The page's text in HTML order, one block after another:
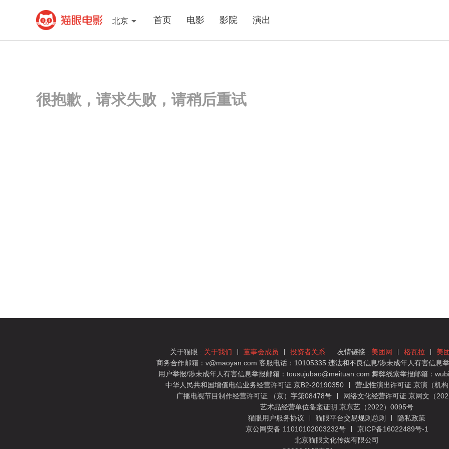
北京 首页 电影 影院 演出
很抱歉，请求失败，请稍后重试
关于猫眼 : 关于我们 董事会成员 投资者关系 友情链接 : 美团网 格瓦拉 美
商务合作邮箱：v@maoyan.com 客服电话：10105335 违法和不良信息/涉未成年人有害信息
用户举报/涉未成年人有害信息举报邮箱：tousujubao@meituan.com 舞弊线索举报邮箱：
中华人民共和国增值电信业务经营许可证 京B2-20190350
营业性演出许可证 京演（机
广播电视节目制作经营许可证 （京）字第08478号
网络文化经营许可证 京网文（
艺术品经营单位备案证明 京东艺（2022）0095号
猫眼用户服务协议
猫眼平台交易规则总则
隐私政策
京公网安备 11010102003232号
京ICP备16022489号-1
北京猫眼文化传媒有限公司